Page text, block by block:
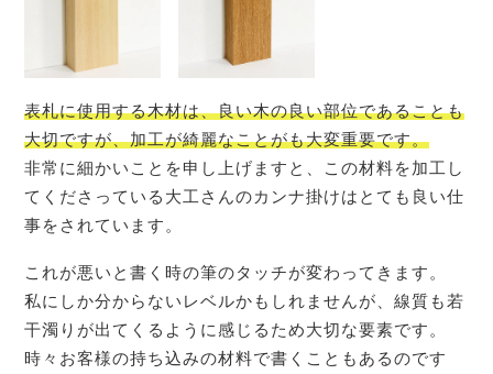
表札に使用する木材は、良い木の良い部位であることも
大切ですが、加工が綺麗なことがも大変重要です。
非常に細かいことを申し上げますと、この材料を加工し
てくださっている大工さんのカンナ掛けはとても良い仕
事をされています。
これが悪いと書く時の筆のタッチが変わってきます。
私にしか分からないレベルかもしれませんが、線質も若
干濁りが出てくるように感じるため大切な要素です。
時々お客様の持ち込みの材料で書くこともあるのです